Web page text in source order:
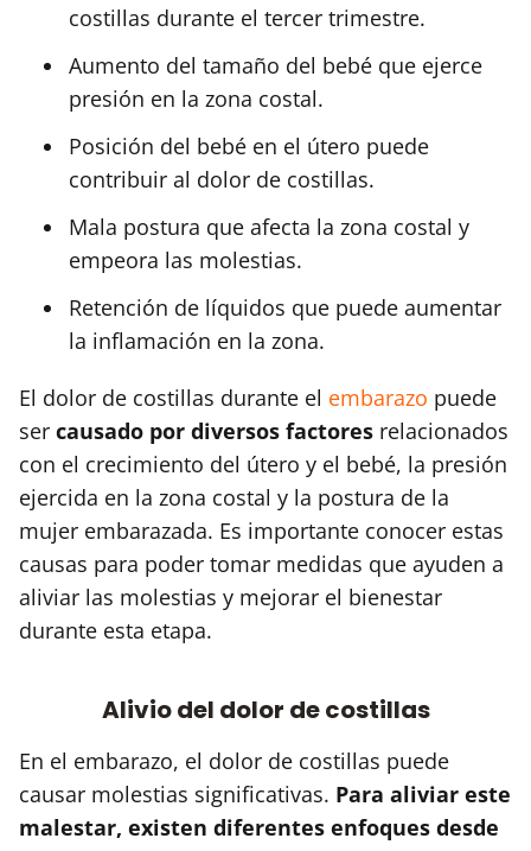
costillas durante el tercer trimestre.
Aumento del tamaño del bebé que ejerce
presión en la zona costal.
Posición del bebé en el útero puede
contribuir al dolor de costillas.
Mala postura que afecta la zona costal y
empeora las molestias.
Retención de líquidos que puede aumentar
la inflamación en la zona.
El dolor de costillas durante el embarazo puede
ser causado por diversos factores relacionados
con el crecimiento del útero y el bebé, la presión
ejercida en la zona costal y la postura de la
mujer embarazada. Es importante conocer estas
causas para poder tomar medidas que ayuden a
aliviar las molestias y mejorar el bienestar
durante esta etapa.
Alivio del dolor de costillas
En el embarazo, el dolor de costillas puede
causar molestias significativas. Para aliviar este
malestar, existen diferentes enfoques desde